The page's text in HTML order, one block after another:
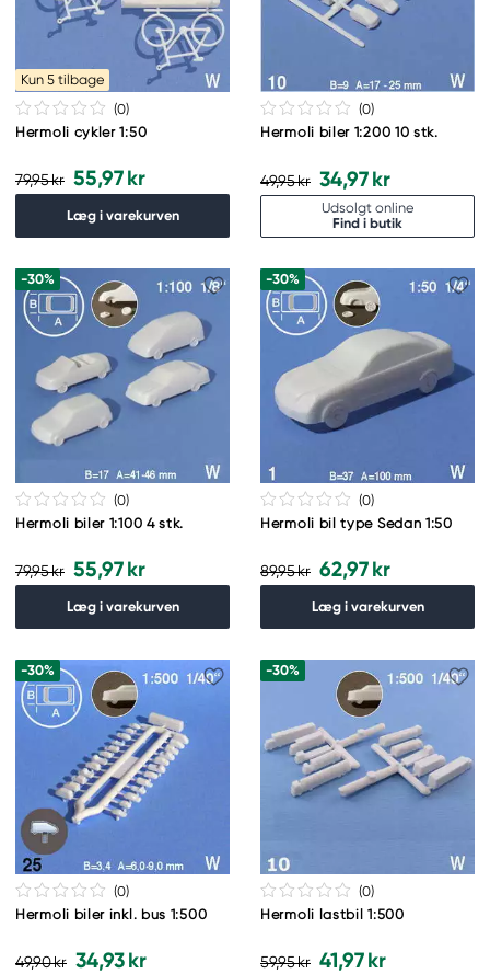
Kun 5 tilbage
(0)
Hermoli cykler 1:50
79,95 kr 55,97 kr
Læg i varekurven
(0)
Hermoli biler 1:200 10 stk.
49,95 kr 34,97 kr
Udsolgt online
Find i butik
-30%
(0)
Hermoli biler 1:100 4 stk.
79,95 kr 55,97 kr
Læg i varekurven
-30%
(0)
Hermoli bil type Sedan 1:50
89,95 kr 62,97 kr
Læg i varekurven
-30%
(0)
Hermoli biler inkl. bus 1:500
49,90 kr 34,93 kr
-30%
(0)
Hermoli lastbil 1:500
59,95 kr 41,97 kr